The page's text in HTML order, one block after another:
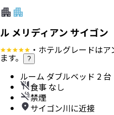
ル メリディアン サイゴン
・ホテルグレードは
ます。 ?
ルーム ダブルベッド 2 台
食事 なし
禁煙
サイゴン川に近接